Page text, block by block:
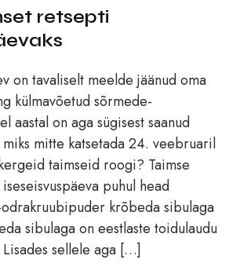
retsepti
on tavaliselt meelde jäänud oma
külmavõetud sõrmede-
aastal on aga sügisest saanud
mitte katsetada 24. veebruaril
taimseid roogi? Taimse
puhul head
krõbeda sibulaga
sibulaga on eestlaste toidulaudu
sellele aga […]